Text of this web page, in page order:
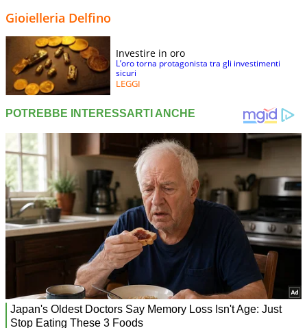
Gioielleria Delfino
Investire in oro
L’oro torna protagonista tra gli investimenti
sicuri
LEGGI